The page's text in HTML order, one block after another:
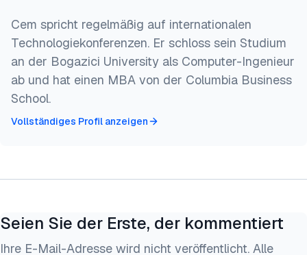
Cem spricht regelmäßig auf internationalen
Technologiekonferenzen. Er schloss sein Studium
an der Bogazici University als Computer-Ingenieur
ab und hat einen MBA von der Columbia Business
School.
Vollständiges Profil anzeigen
Seien Sie der Erste, der kommentiert
Ihre E-Mail-Adresse wird nicht veröffentlicht. Alle